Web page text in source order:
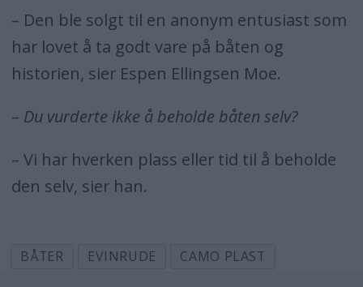
– Den ble solgt til en anonym entusiast som
har lovet å ta godt vare på båten og
historien, sier Espen Ellingsen Moe.
– Du vurderte ikke å beholde båten selv?
– Vi har hverken plass eller tid til å beholde
den selv, sier han.
BÅTER EVINRUDE CAMO PLAST